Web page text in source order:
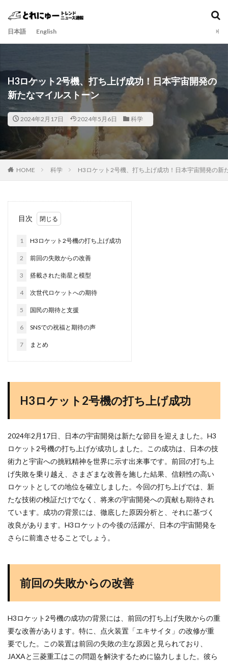
日本語 English
H3ロケット2号機、打ち上げ成功！日本宇宙開発の
新たなマイルストーン
2024年2月17日 2024年5月6日 科学
HOME 科学 H3ロケット2号機、打ち上げ成功！日本宇宙開発の新
目次
1 H3ロケット2号機の打ち上げ成功
2 前回の失敗からの改善
3 搭載された衛星と模型
4 次世代ロケットへの期待
5 国民の期待と支援
6 SNSでの祝福と期待の声
7 まとめ
H3ロケット2号機の打ち上げ成功
2024年2月17日、日本の宇宙開発は新たな節目を迎えました。H3
ロケット2号機の打ち上げが成功しました。この成功は、日本の技
術力と宇宙への挑戦精神を世界に示す出来事です。前回の打ち上
げ失敗を乗り越え、さまざまな改善を施した結果、信頼性の高い
ロケットとしての地位を確立しました。今回の打ち上げでは、新
たな技術の検証だけでなく、将来の宇宙開発への貢献も期待され
ています。成功の背景には、徹底した原因分析と、それに基づく
改良があります。H3ロケットの今後の活躍が、日本の宇宙開発を
さらに前進させることでしょう。
前回の失敗からの改善
H3ロケット2号機の成功の背景には、前回の打ち上げ失敗からの重
要な改善があります。特に、点火装置「エキサイタ」の改修が重
要でした。この装置は前回の失敗の主な原因と見られており、
JAXAと三菱重工はこの問題を解決するために協力しました。彼ら